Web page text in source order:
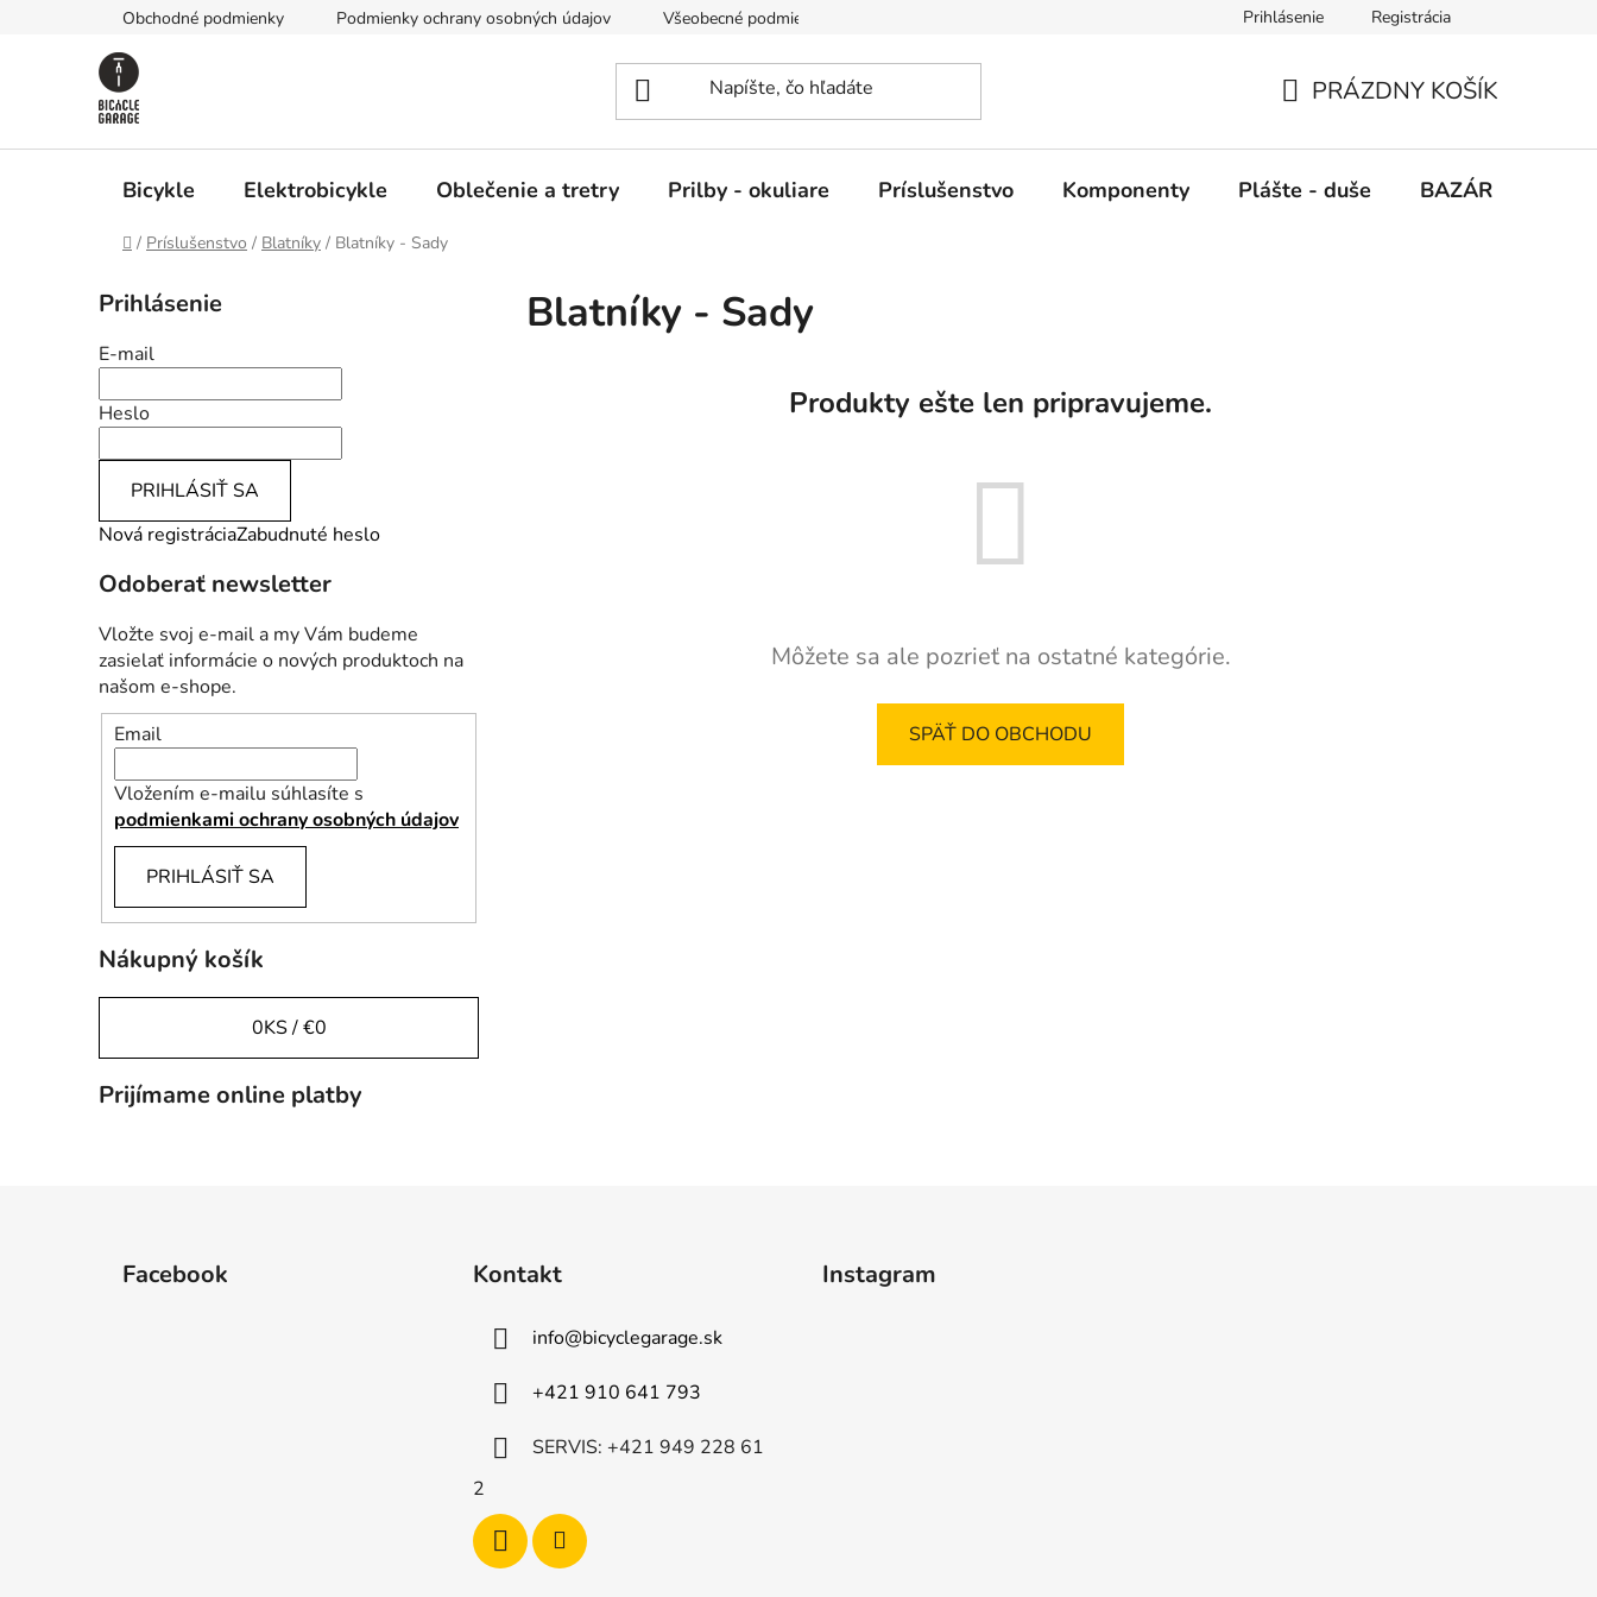
Obchodné podmienky Podmienky ochrany osobných údajov Všeobecné podmienky nájmu Prihlásenie Registrácia
KOŠÍK
PRÁZDNY KOŠÍK
Bicykle Elektrobicykle Oblečenie a tretry Prilby - okuliare Príslušenstvo Komponenty Plášte - duše BAZÁR
Domov
/ Príslušenstvo / Blatníky / Blatníky - Sady
o
č
n
ý
p
a
e
Prihlásenie
E-mail
Heslo
PRIHLÁSIŤ SA
Nová registráciaZabudnuté heslo
Odoberať newsletter
Vložte svoj e-mail a my Vám budeme
zasielať informácie o nových produktoch na
našom e-shope.
Email
Vložením e-mailu súhlasíte s
podmienkami ochrany osobných údajov
PRIHLÁSIŤ SA
Nákupný košík
0KS /€0
Prijímame online platby
Blatníky - Sady
Produkty ešte len pripravujeme.
Môžete sa ale pozrieť na ostatné kategórie.
SPÄŤ DO OBCHODU
Facebook Kontakt
info@bicyclegarage.sk
+421 910 641 793
SERVIS: +421 949 228 61
2
Instagram